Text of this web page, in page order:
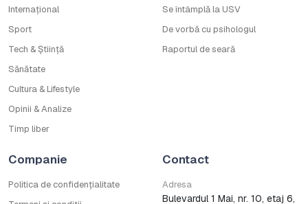
Internațional
Sport
Tech & Știință
Sănătate
Cultura & Lifestyle
Opinii & Analize
Timp liber
Se întâmplă la USV
De vorbă cu psihologul
Raportul de seară
Companie
Politica de confidențialitate
Contact
Adresa
Bulevardul 1 Mai, nr. 10, etaj 6,